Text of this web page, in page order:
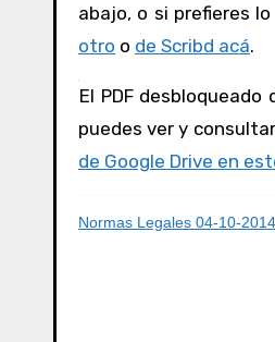
abajo, o si prefieres
otro o de Scribd acá.
El PDF
puedes ver y
de Google Drive en
Normas Legales 04-10-